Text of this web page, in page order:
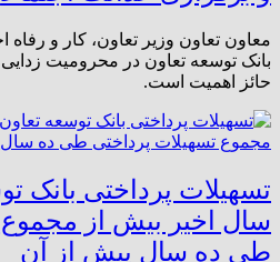
معاون تعاون وزیر تعاون، کار و
بانک توسعه تعاون در محرومیت
حائز اهمیت است.
تسهیلات پرداختی بانک
سال اخیر بیش از مجموع
طی ده سال پیش از آن